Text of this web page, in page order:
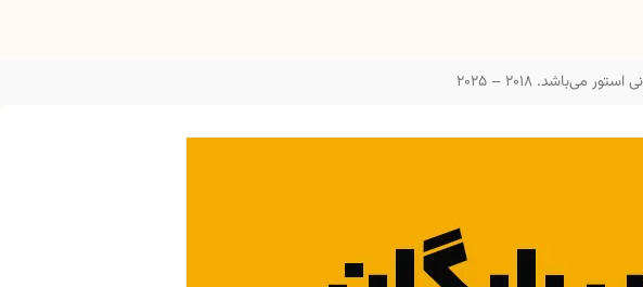
2018 – 2025